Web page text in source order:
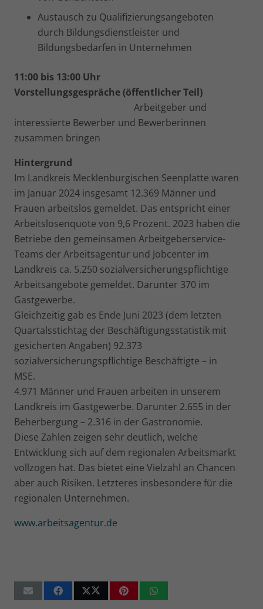
Austausch zu Qualifizierungsangeboten
durch Bildungsdienstleister und
Bildungsbedarfen in Unternehmen
11:00 bis 13:00 Uhr
Vorstellungsgespräche (öffentlicher Teil)
Arbeitgeber und
interessierte Bewerber und Bewerberinnen
zusammen bringen
Hintergrund
Im Landkreis Mecklenburgischen Seenplatte waren
im Januar 2024 insgesamt 12.369 Männer und
Frauen arbeitslos gemeldet. Das entspricht einer
Arbeitslosenquote von 9,6 Prozent. 2023 haben die
Betriebe den gemeinsamen Arbeitgeberservice-
Teams der Arbeitsagentur und Jobcenter im
Landkreis ca. 5.250 sozialversicherungspflichtige
Arbeitsangebote gemeldet. Darunter 370 im
Gastgewerbe.
Gleichzeitig gab es Ende Juni 2023 (dem letzten
Quartalsstichtag der Beschäftigungsstatistik mit
gesicherten Angaben) 92.373
sozialversicherungspflichtige Beschäftigte – in
MSE.
4.971 Männer und Frauen arbeiten in unserem
Landkreis im Gastgewerbe. Darunter 2.655 in der
Beherbergung – 2.316 in der Gastronomie.
Diese Zahlen zeigen sehr deutlich, welche
Entwicklung sich auf dem regionalen Arbeitsmarkt
vollzogen hat. Das bietet eine Vielzahl an Chancen
aber auch Risiken. Letzteres insbesondere für die
regionalen Unternehmen.
www.arbeitsagentur.de